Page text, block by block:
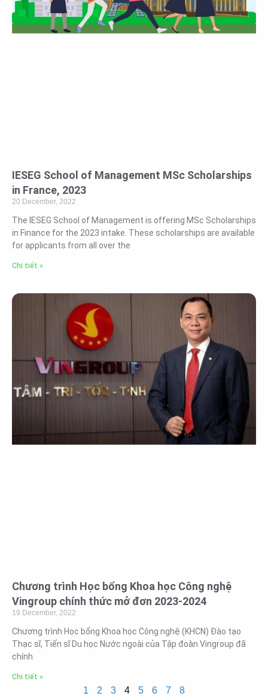
IESEG School of Management MSc Scholarships
in France, 2023
20 December, 2022
The IESEG School of Management is offering MSc Scholarships
in Finance for the 2023 intake. These scholarships are available
for applicants from all over the
Chi tiết »
Chương trình Học bổng Khoa học Công nghệ
Vingroup chính thức mở đơn 2023-2024
19 December, 2022
Chương trình Học bổng Khoa học Công nghệ (KHCN) Đào tạo
Thạc sĩ, Tiến sĩ Du học Nước ngoài của Tập đoàn Vingroup đã
chính
Chi tiết »
1 2 3 4 5 6 7 8